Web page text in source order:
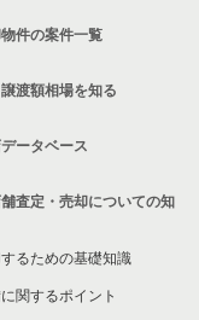
件一覧
件一覧
件一覧
件の案件一覧
渡額相場を知る
ータベース
査定・売却についての知
るための基礎知識
関するポイント